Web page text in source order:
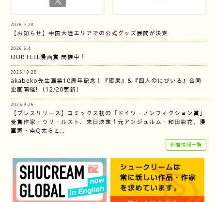
2026.7.20
【お知らせ】中国大陸エリアでの公式グッズ展開が決定
2026.6.4
OUR FEEL漫画賞 開催中！
2025.10.28
akabeko先生画業10周年記念！『蜜果』&『四人のにびいろ』合同
企画開催‼︎（12/20更新）
2025.9.26
【プレスリリース】コミックス初の「ドイツ・ノンフィクション賞」
受賞作家・ウリ・ルスト、来日決定！元アンジュルム・和田彩花、漫
画家・南Q太らと…
新着情報一覧